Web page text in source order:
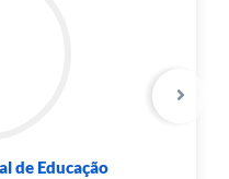
de Educação